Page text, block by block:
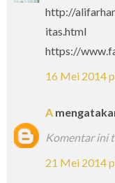
http://
itas.html
https://
16 Mei 2014
A
Komentar ini
21 Mei 2014